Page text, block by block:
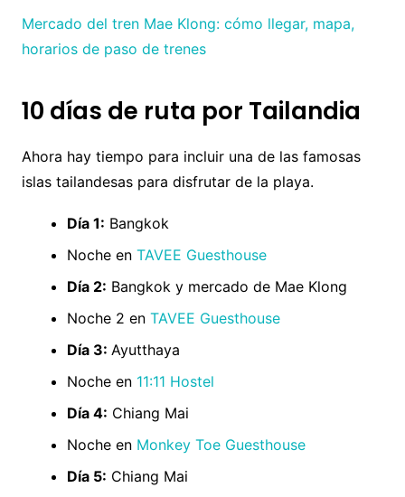
Mercado del tren Mae Klong: cómo llegar, mapa,
horarios de paso de trenes
10 días de ruta por Tailandia
Ahora hay tiempo para incluir una de las famosas
islas tailandesas para disfrutar de la playa.
Día 1: Bangkok
Noche en TAVEE Guesthouse
Día 2: Bangkok y mercado de Mae Klong
Noche 2 en TAVEE Guesthouse
Día 3: Ayutthaya
Noche en 11:11 Hostel
Día 4: Chiang Mai
Noche en Monkey Toe Guesthouse
Día 5: Chiang Mai